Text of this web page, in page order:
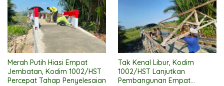
Merah Putih Hiasi Empat
Jembatan, Kodim 1002/HST
Percepat Tahap Penyelesaian
Tak Kenal Libur, Kodim
1002/HST Lanjutkan
Pembangunan Empat